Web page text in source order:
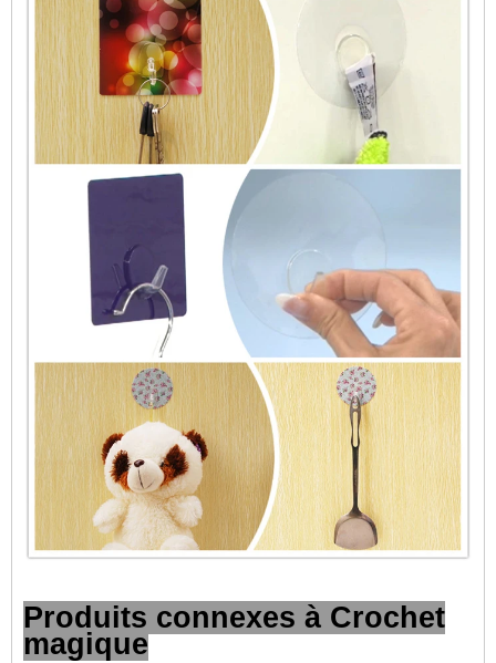
Produits connexes à Crochet
magique